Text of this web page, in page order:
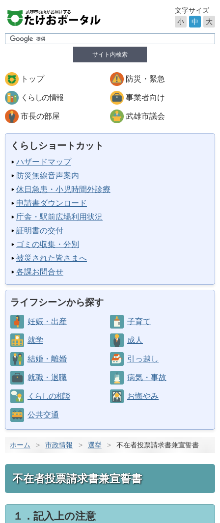
サイト内検索
文字サイズ
小
中 大
トップ 防災・緊急
くらしの情報 事業者向け
市長の部屋 武雄市議会
くらしショートカット
ハザードマップ
防災無線音声案内
休日急患・小児時間外診療
申請書ダウンロード
庁舎・駅前広場利用状況
証明書の交付
ゴミの収集・分別
被災された皆さまへ
各課お問合せ
ライフシーンから探す
妊娠・出産 子育て
就学 成人
結婚・離婚 引っ越し
就職・退職 病気・事故
くらしの相談 お悔やみ
公共交通
ホーム > 市政情報 > 選挙 > 不在者投票請求書兼宣誓書
不在者投票請求書兼宣誓書
１．記入上の注意